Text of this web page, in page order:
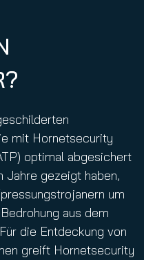
mit Hornetsecurity
optimal abgesichert
Jahre gezeigt haben,
um
aus dem
die Entdeckung von
greift Hornetsecurity